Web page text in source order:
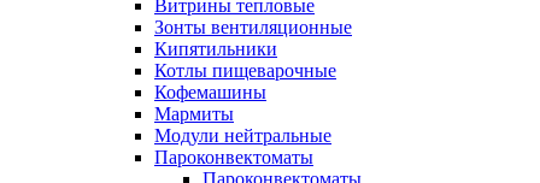
Витрины тепловые
Зонты вентиляционные
Кипятильники
Котлы пищеварочные
Кофемашины
Мармиты
Модули нейтральные
Пароконвектоматы
Пароконвектоматы